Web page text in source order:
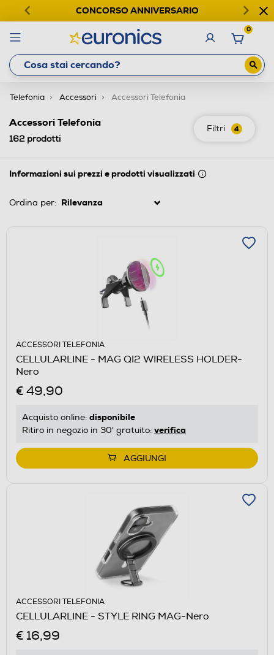
CONCORSO ANNIVERSARIO
0
Telefonia Accessori Accessori Telefonia
Filtri 4
Accessori Telefonia
162prodotti
Informazioni sui prezzi e prodotti visualizzati
Ordina per:
ACCESSORI TELEFONIA
CELLULARLINE - MAG QI2 WIRELESS HOLDER-
Nero
€ 49,90
Acquisto online: disponibile
Ritiro in negozio in 30' gratuito: verifica
AGGIUNGI
ACCESSORI TELEFONIA
CELLULARLINE - STYLE RING MAG-Nero
€ 16,99